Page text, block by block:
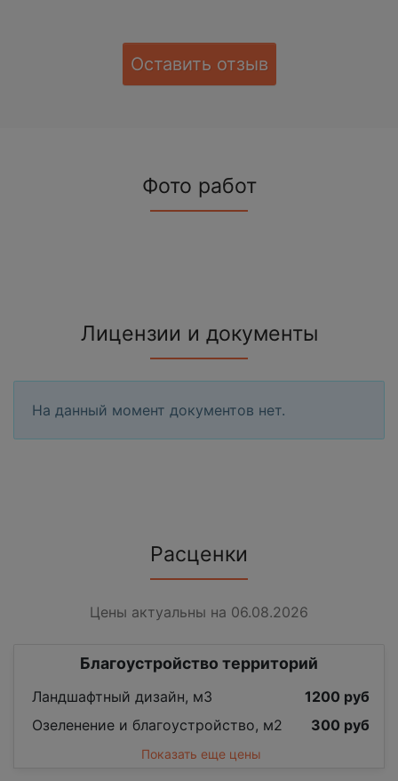
Оставить отзыв
Фото работ
Лицензии и документы
На данный момент документов нет.
Расценки
Цены актуальны на 06.08.2026
Благоустройство территорий
Ландшафтный дизайн, м3
1200 руб
Озеленение и благоустройство, м2
300 руб
Показать еще цены